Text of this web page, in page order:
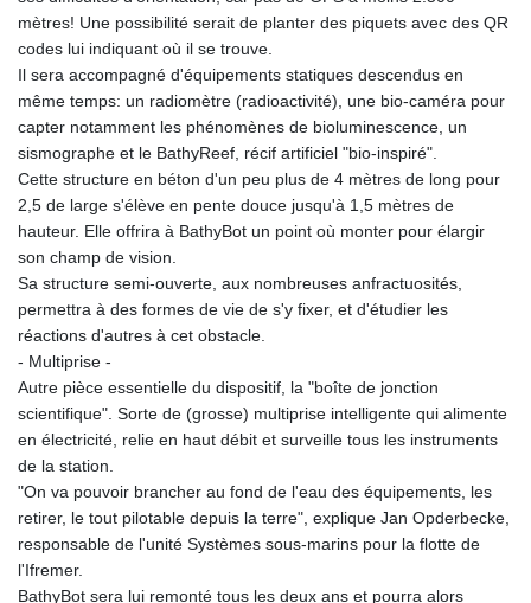
mètres! Une possibilité serait de planter des piquets avec des QR
codes lui indiquant où il se trouve.
Il sera accompagné d'équipements statiques descendus en
même temps: un radiomètre (radioactivité), une bio-caméra pour
capter notamment les phénomènes de bioluminescence, un
sismographe et le BathyReef, récif artificiel "bio-inspiré".
Cette structure en béton d'un peu plus de 4 mètres de long pour
2,5 de large s'élève en pente douce jusqu'à 1,5 mètres de
hauteur. Elle offrira à BathyBot un point où monter pour élargir
son champ de vision.
Sa structure semi-ouverte, aux nombreuses anfractuosités,
permettra à des formes de vie de s'y fixer, et d'étudier les
réactions d'autres à cet obstacle.
- Multiprise -
Autre pièce essentielle du dispositif, la "boîte de jonction
scientifique". Sorte de (grosse) multiprise intelligente qui alimente
en électricité, relie en haut débit et surveille tous les instruments
de la station.
"On va pouvoir brancher au fond de l'eau des équipements, les
retirer, le tout pilotable depuis la terre", explique Jan Opderbecke,
responsable de l'unité Systèmes sous-marins pour la flotte de
l'Ifremer.
BathyBot sera lui remonté tous les deux ans et pourra alors